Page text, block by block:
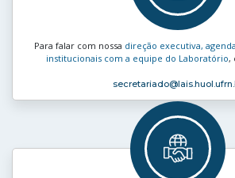
Para falar com nossa direção executiva,
institucionais com a equipe do Laboratório,
secretariado